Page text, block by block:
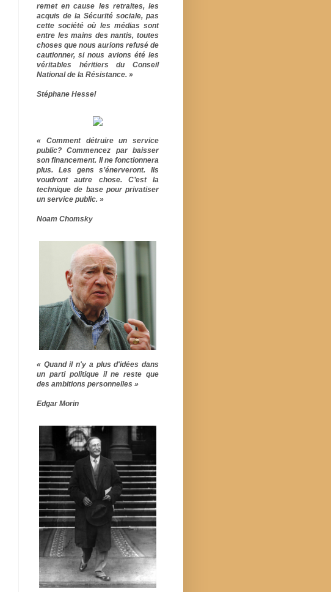
remet en cause les retraites, les
acquis de la Sécurité sociale, pas
cette société où les médias sont
entre les mains des nantis, toutes
choses que nous aurions refusé de
cautionner, si nous avions été les
véritables héritiers du Conseil
National de la Résistance. »
Stéphane Hessel
« Comment détruire un service
public? Commencez par baisser
son financement. Il ne fonctionnera
plus. Les gens s’énerveront. Ils
voudront autre chose. C’est la
technique de base pour privatiser
un service public. »
Noam Chomsky
« Quand il n'y a plus d'idées dans
un parti politique il ne reste que
des ambitions personnelles »
Edgar Morin